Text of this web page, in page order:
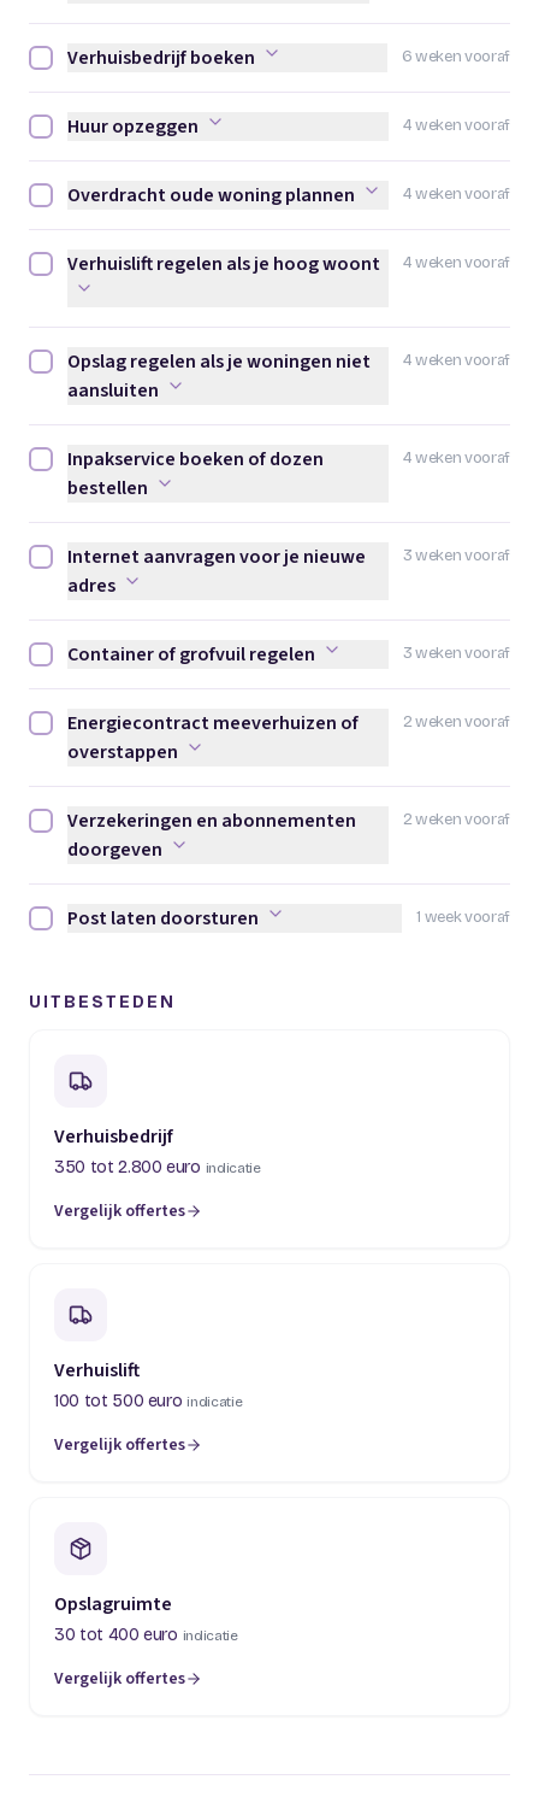
6 weken vooraf
Verhuisbedrijf boeken afvinken
Verhuisbedrijf boeken
4 weken vooraf
Huur opzeggen afvinken
Huur opzeggen
4 weken vooraf
Overdracht oude woning plannen afvinken
Overdracht oude woning plannen
4 weken vooraf
Verhuislift regelen als je hoog woont afvinken
Verhuislift regelen als je hoog woont
4 weken vooraf
Opslag regelen als je woningen niet aansluiten afvinken
Opslag regelen als je woningen niet
aansluiten
4 weken vooraf
Inpakservice boeken of dozen bestellen afvinken
Inpakservice boeken of dozen
bestellen
3 weken vooraf
Internet aanvragen voor je nieuwe adres afvinken
Internet aanvragen voor je nieuwe
adres
3 weken vooraf
Container of grofvuil regelen afvinken
Container of grofvuil regelen
2 weken vooraf
Energiecontract meeverhuizen of overstappen afvinken
Energiecontract meeverhuizen of
overstappen
2 weken vooraf
Verzekeringen en abonnementen doorgeven afvinken
Verzekeringen en abonnementen
doorgeven
1 week vooraf
Post laten doorsturen afvinken
Post laten doorsturen
UITBESTEDEN
Verhuisbedrijf
350 tot 2.800 euro indicatie
Vergelijk offertes
(opent in een nieuw tabblad)
Verhuislift
100 tot 500 euro indicatie
Vergelijk offertes
(opent in een nieuw tabblad)
Opslagruimte
30 tot 400 euro indicatie
Vergelijk offertes
(opent in een nieuw tabblad)